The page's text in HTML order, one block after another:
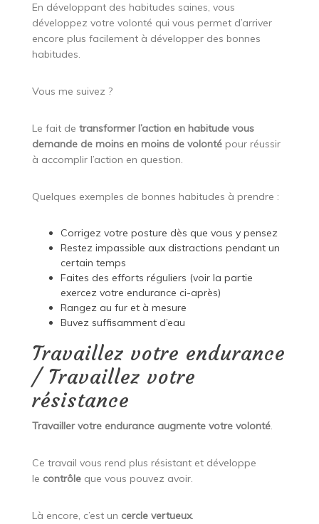
En développant des habitudes saines, vous
développez votre volonté qui vous permet d’arriver
encore plus facilement à développer des bonnes
habitudes.
Vous me suivez ?
Le fait de transformer l’action en habitude vous
demande de moins en moins de volontépour réussir
à accomplir l’action en question.
Quelques exemples de bonnes habitudes à prendre :
Corrigez votre posture dès que vous y pensez
Restez impassible aux distractions pendant un
certain temps
Faites des efforts réguliers (voir la partie
exercez votre endurance ci-après)
Rangez au fur et à mesure
Buvez suffisamment d’eau
Travaillez votre endurance
/ Travaillez votre
résistance
Travailler votre endurance augmente votre volonté.
Ce travail vous rend plus résistant et développe
le contrôleque vous pouvez avoir.
Là encore, c’est un cercle vertueux.